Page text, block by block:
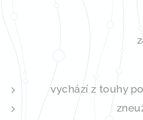
vychází z touhy